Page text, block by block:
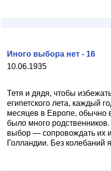
10.06.1935
Иного выбора нет - 16
Тетя и дядя, чтобы
египетского лета, каждый
месяцев в Европе, обычно
было много
выбор — сопровождать их
Голландии. Без колебаний